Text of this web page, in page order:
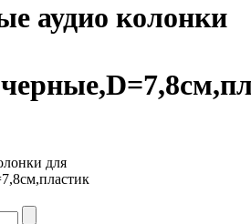
аудио колонки
для